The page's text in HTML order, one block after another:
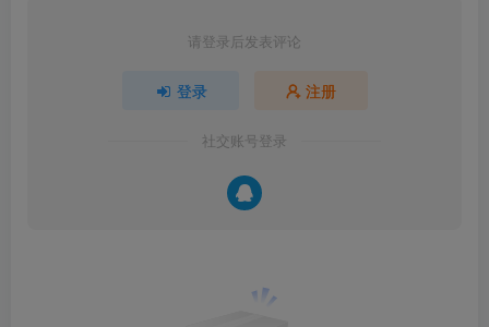
请登录后发表评论
登录 注册
社交账号登录